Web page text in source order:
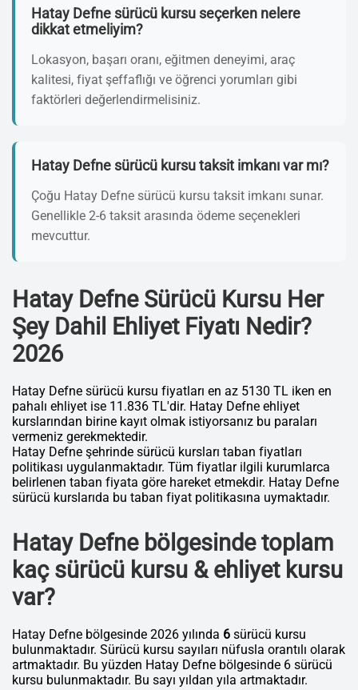
Hatay Defne sürücü kursu seçerken nelere
dikkat etmeliyim?
Lokasyon, başarı oranı, eğitmen deneyimi, araç
kalitesi, fiyat şeffaflığı ve öğrenci yorumları gibi
faktörleri değerlendirmelisiniz.
Hatay Defne sürücü kursu taksit imkanı var mı?
Çoğu Hatay Defne sürücü kursu taksit imkanı sunar.
Genellikle 2-6 taksit arasında ödeme seçenekleri
mevcuttur.
Hatay Defne Sürücü Kursu Her
Şey Dahil Ehliyet Fiyatı Nedir?
2026
Hatay Defne sürücü kursu fiyatları en az 5130 TL iken en
pahalı ehliyet ise 11.836 TL'dir. Hatay Defne ehliyet
kurslarından birine kayıt olmak istiyorsanız bu paraları
vermeniz gerekmektedir.
Hatay Defne şehrinde sürücü kursları taban fiyatları
politikası uygulanmaktadır. Tüm fiyatlar ilgili kurumlarca
belirlenen taban fiyata göre hareket etmekdir. Hatay Defne
sürücü kurslarıda bu taban fiyat politikasına uymaktadır.
Hatay Defne bölgesinde toplam
kaç sürücü kursu & ehliyet kursu
var?
Hatay Defne bölgesinde 2026 yılında 6 sürücü kursu
bulunmaktadır. Sürücü kursu sayıları nüfusla orantılı olarak
artmaktadır. Bu yüzden Hatay Defne bölgesinde 6 sürücü
kursu bulunmaktadır. Bu sayı yıldan yıla artmaktadır.